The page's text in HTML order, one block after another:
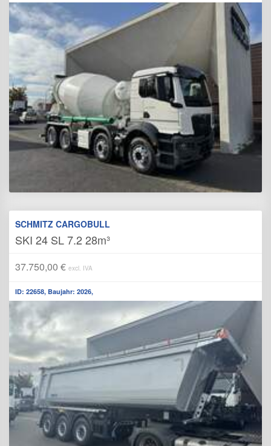
SCHMITZ CARGOBULL
SKI 24 SL 7.2 28m³
37.750,00 € excl. IVA
ID: 22658, Baujahr: 2026,